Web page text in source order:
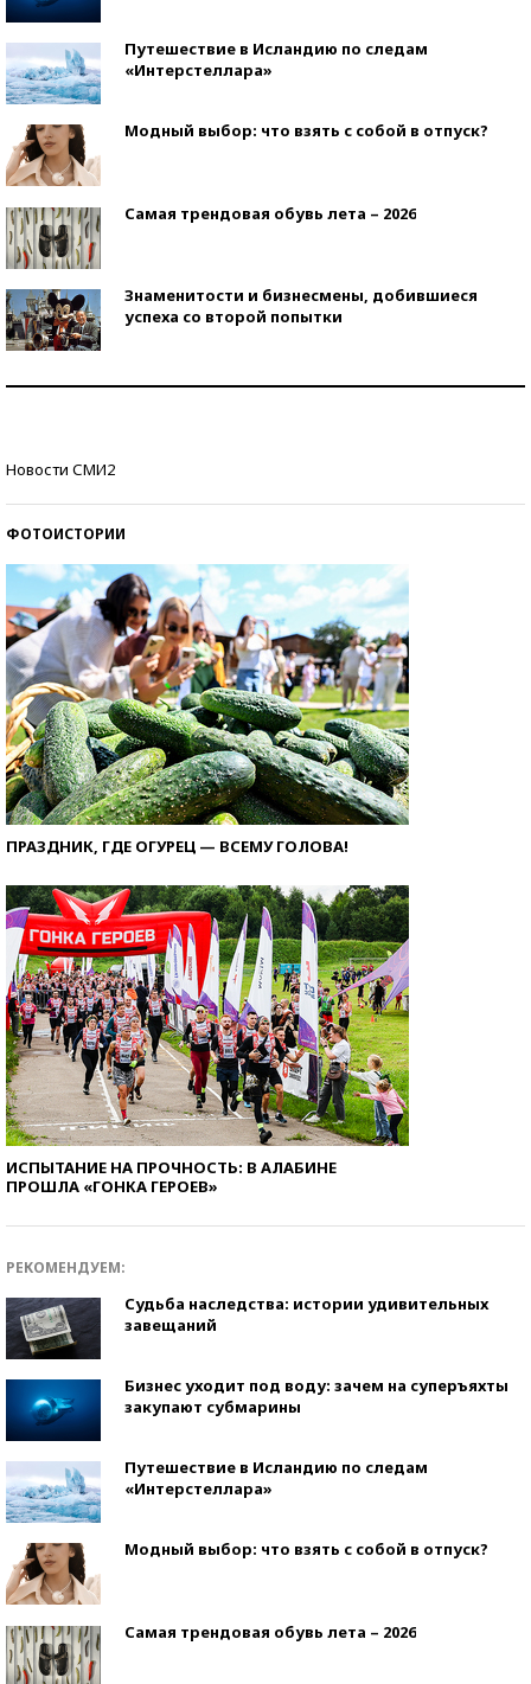
Путешествие в Исландию по следам
«Интерстеллара»
Модный выбор: что взять с собой в отпуск?
Самая трендовая обувь лета – 2026
Знаменитости и бизнесмены, добившиеся
успеха со второй попытки
Новости СМИ2
ФОТОИСТОРИИ
ПРАЗДНИК, ГДЕ ОГУРЕЦ — ВСЕМУ ГОЛОВА!
ИСПЫТАНИЕ НА ПРОЧНОСТЬ: В АЛАБИНЕ
ПРОШЛА «ГОНКА ГЕРОЕВ»
РЕКОМЕНДУЕМ:
Судьба наследства: истории удивительных
завещаний
Бизнес уходит под воду: зачем на суперъяхты
закупают субмарины
Путешествие в Исландию по следам
«Интерстеллара»
Модный выбор: что взять с собой в отпуск?
Самая трендовая обувь лета – 2026